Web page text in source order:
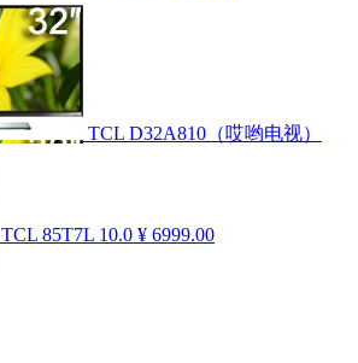
TCL D32A810（哎哟电视）
TCL 85T7L 10.0 ¥ 6999.00